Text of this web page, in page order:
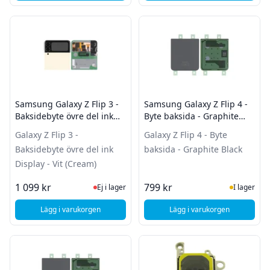
Samsung Galaxy Z Flip 3 -
Baksidebyte övre del ink
Galaxy Z Flip 3 -
Baksidebyte övre del ink
Display - Vit (Cream)
1 099 kr Ej i lager, besök produktsidan för
Ej i lager
Lägg i varukorgen, Samsung Galaxy Z Flip 3 - Baksidebyte övre del ink
Samsung Galaxy Z Flip 4 -
Byte baksida - Graphite
Galaxy Z Flip 4 - Byte
baksida - Graphite Black
799 kr I Lager
I lager
Lägg i varukorgen, Samsung Galaxy Z